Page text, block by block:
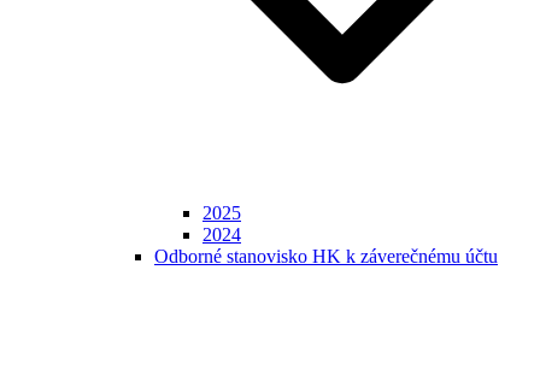
2025
2024
Odborné stanovisko HK k záverečnému účtu